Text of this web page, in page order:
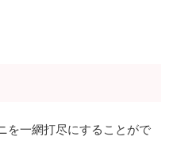
を一網打尽にすることがで